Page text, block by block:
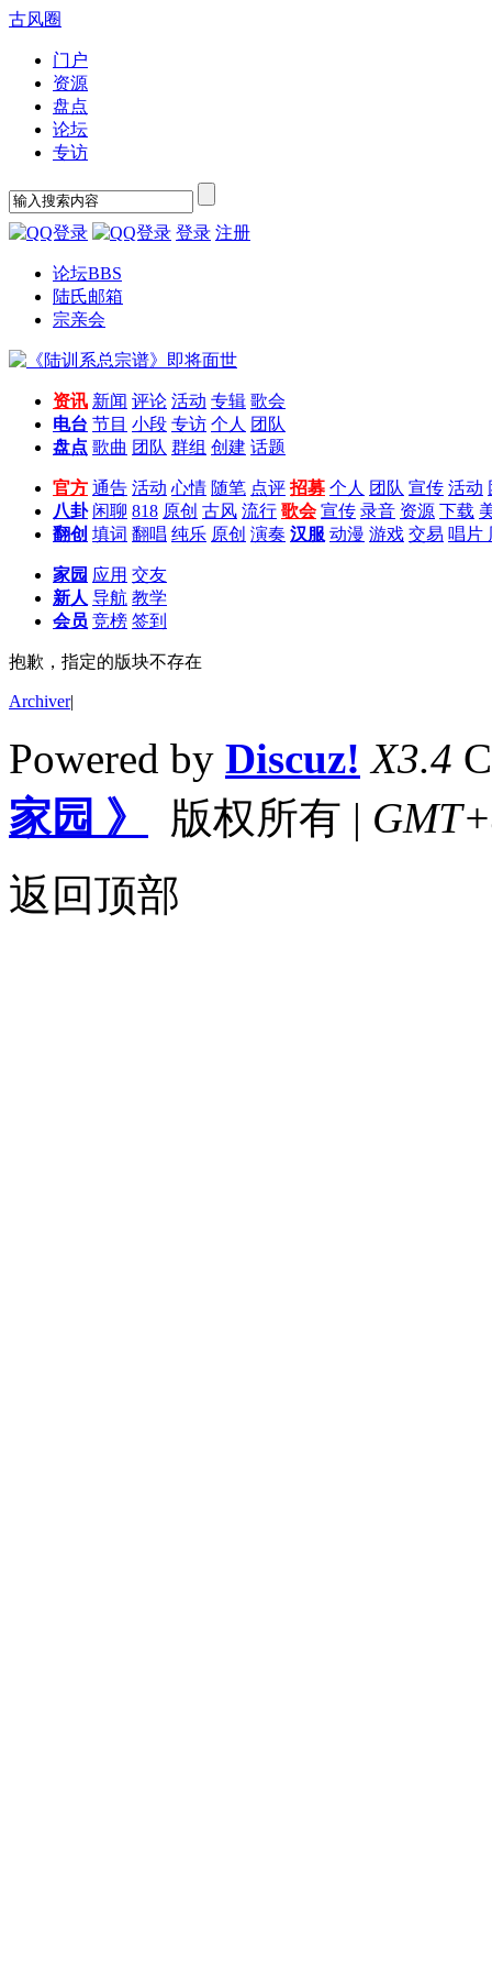
古风圈
门户
资源
盘点
论坛
专访
登录 注册
论坛BBS
陆氏邮箱
宗亲会
资讯 新闻 评论 活动 专辑 歌会
电台 节目 小段 专访 个人 团队
盘点 歌曲 团队 群组 创建 话题
官方 通告 活动 心情 随笔 点评 招募 个人 团队 宣传 活动
八卦 闲聊 818 原创 古风 流行 歌会 宣传 录音 资源 下载
翻创 填词 翻唱 纯乐 原创 演奏 汉服 动漫 游戏 交易 唱片
家园 应用 交友
新人 导航 教学
会员 竞榜 签到
抱歉，指定的版块不存在
Archiver|
Powered by Discuz! X3.4
家园 》
版权所有 |
返回顶部